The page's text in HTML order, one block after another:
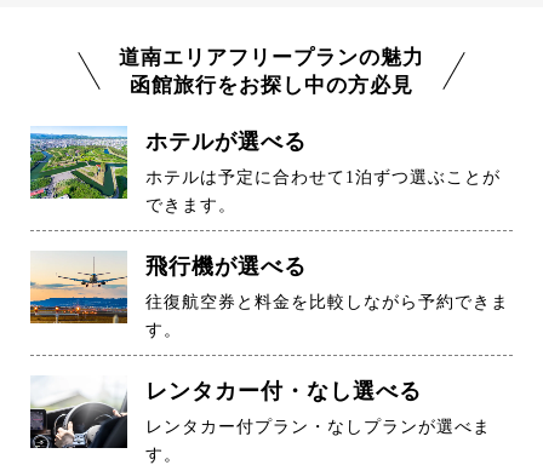
道南エリアフリープランの魅力
函館旅行をお探し中の方必見
ホテルが選べる
ホテルは予定に合わせて1泊ずつ選ぶことが
できます。
飛行機が選べる
往復航空券と料金を比較しながら予約できま
す。
レンタカー付・なし選べる
レンタカー付プラン・なしプランが選べま
す。